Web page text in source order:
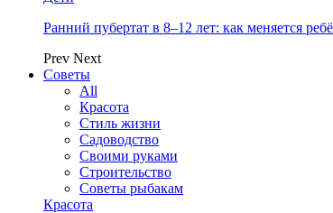
Ранний пубертат в 8–12 лет: как меняется
Prev Next
Советы
All
Красота
Стиль жизни
Садоводство
Своими руками
Строительство
Советы рыбакам
Красота